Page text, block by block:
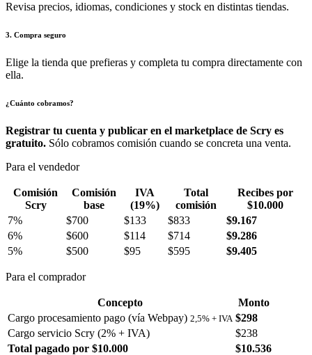
Revisa precios, idiomas, condiciones y stock en distintas tiendas.
3. Compra seguro
Elige la tienda que prefieras y completa tu compra directamente con
ella.
¿Cuánto cobramos?
Registrar tu cuenta y publicar en el marketplace de Scry es
gratuito. Sólo cobramos comisión cuando se concreta una venta.
Para el vendedor
Comisión
Scry
Comisión
base
IVA
(19%)
Total
comisión
Recibes por
$10.000
7%
$700 $133 $833
$9.167
6%
$600 $114 $714
$9.286
5%
$500 $95 $595 $9.405
Para el comprador
Concepto
Monto
Cargo procesamiento pago (vía Webpay) 2,5% + IVA $298
Cargo servicio Scry (2% + IVA)
$238
Total pagado por $10.000
$10.536